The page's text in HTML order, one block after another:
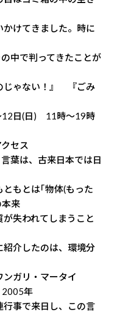
きました。時に
ってきたことが
い！』 『ごみ
日(日) 11時〜19時
セス
は、古来日本では日
は｢物体(もった
本来
てしまうこと
たのは、環境分
・マータイ
2005年
来日し、この言